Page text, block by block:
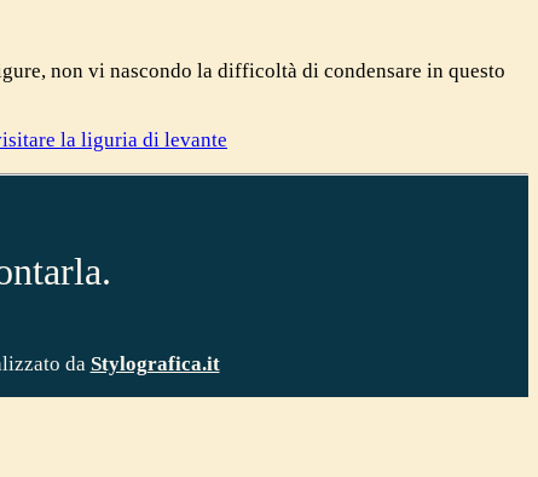
non vi nascondo la difficoltà di condensare in questo
la liguria di levante
da Stylografica.it